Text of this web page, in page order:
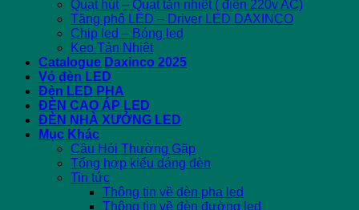
Quạt hút – Quạt tản nhiệt ( điện 220v AC)
Tăng phô LED – Driver LED DAXINCO
Chip led – Bóng led
Keo Tản Nhiệt
Catalogue Daxinco 2025
Vỏ đèn LED
Đèn LED PHA
ĐÈN CAO ÁP LED
ĐÈN NHÀ XƯỞNG LED
Mục Khác
Câu Hỏi Thường Gặp
Tổng hợp kiểu dáng đèn
Tin tức
Thông tin về đèn pha led
Thông tin về đèn đường led